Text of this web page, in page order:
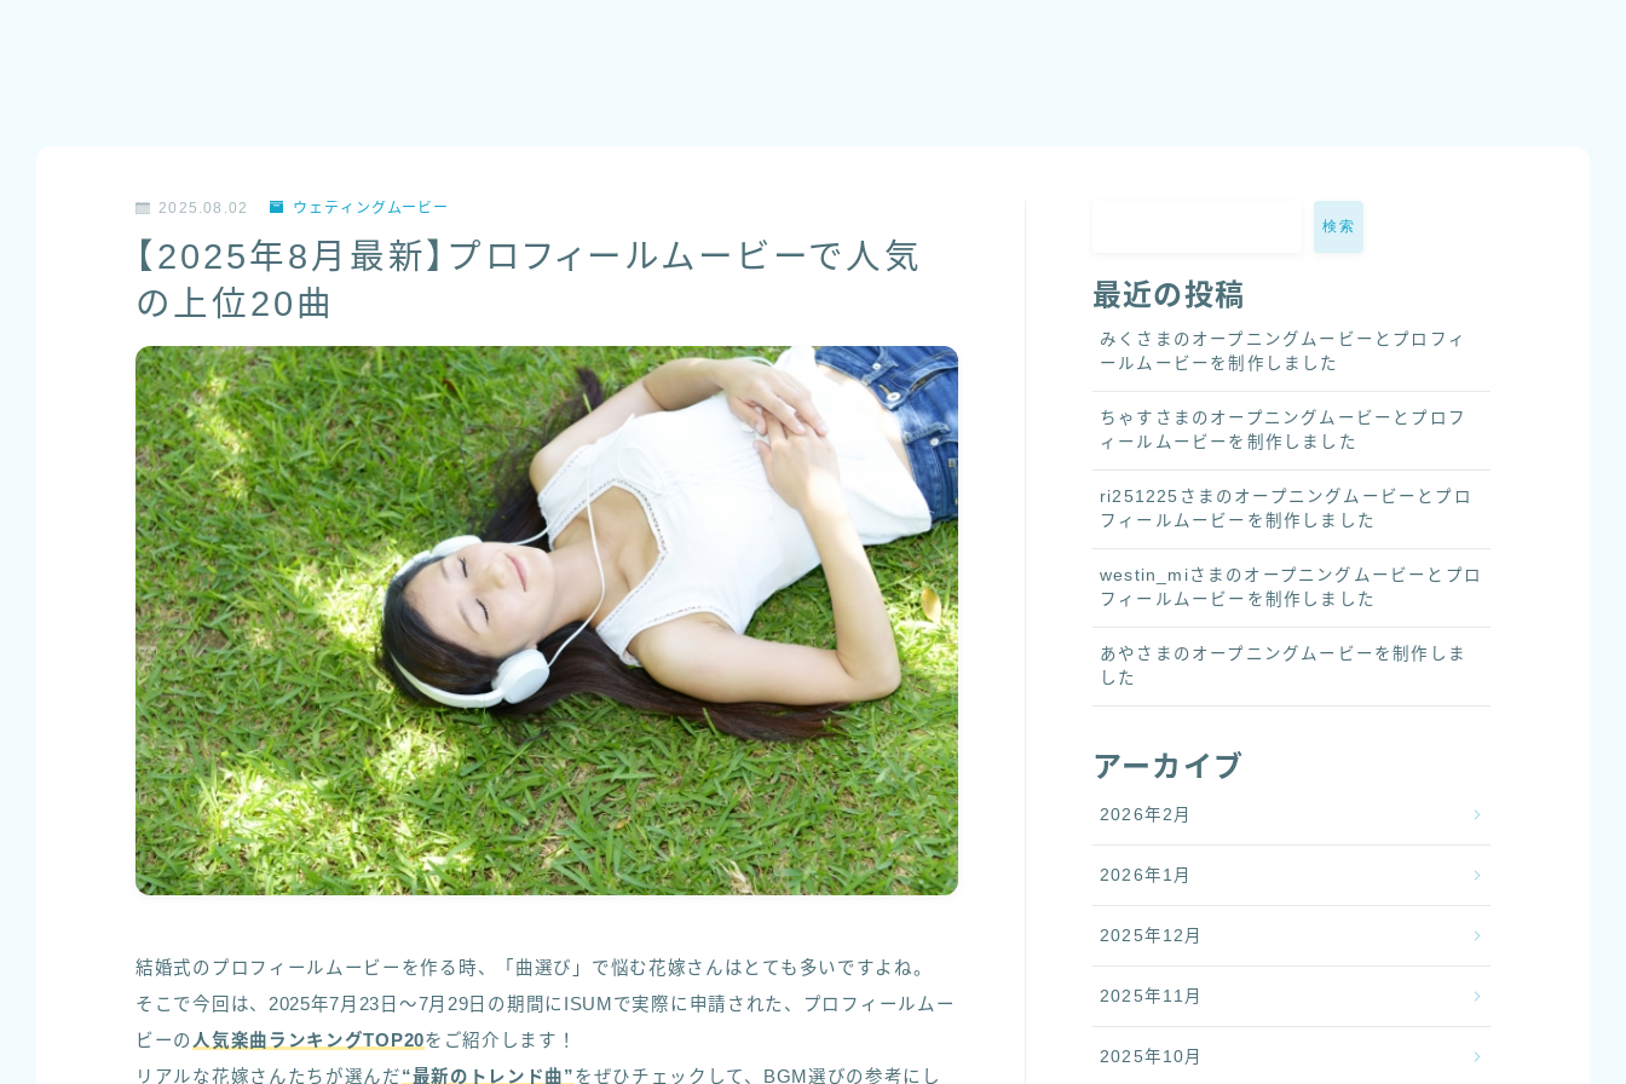
2025.08.02 ウェディングムービー
【2025年8月最新】プロフィールムービーで人気
の上位20曲
結婚式のプロフィールムービーを作る時、「曲選び」で悩む花嫁さんはとても多いですよね。
そこで今回は、2025年7月23日～7月29日の期間にISUMで実際に申請された、プロフィールムー
ビーの 人気楽曲ランキングTOP20をご紹介します！
リアルな花嫁さんたちが選んだ“最新のトレンド曲”をぜひチェックして、BGM選びの参考にし
検索
最近の投稿
みくさまのオープニングムービーとプロフィ
ールムービーを制作しました
ちゃすさまのオープニングムービーとプロフ
ィールムービーを制作しました
ri251225さまのオープニングムービーとプロ
フィールムービーを制作しました
westin_miさまのオープニングムービーとプロ
フィールムービーを制作しました
あやさまのオープニングムービーを制作しま
した
アーカイブ
2026年2月
2026年1月
2025年12月
2025年11月
2025年10月